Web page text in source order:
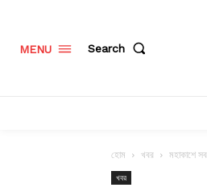
MENU Search
হোম খবর মহাকাশে
খবর